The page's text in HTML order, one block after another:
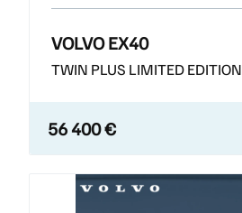
VOLVO EX40
TWIN PLUS LIMITED EDITION
56 400 €